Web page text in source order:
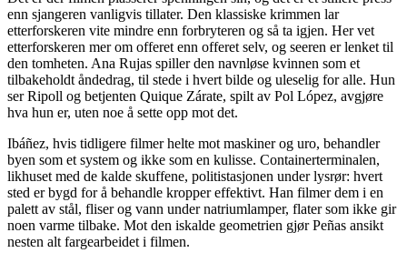
enn sjangeren vanligvis tillater. Den klassiske krimmen lar
etterforskeren vite mindre enn forbryteren og så ta igjen. Her vet
etterforskeren mer om offeret enn offeret selv, og seeren er lenket til
den tomheten. Ana Rujas spiller den navnløse kvinnen som et
tilbakeholdt åndedrag, til stede i hvert bilde og uleselig for alle. Hun
ser Ripoll og betjenten Quique Zárate, spilt av Pol López, avgjøre
hva hun er, uten noe å sette opp mot det.
Ibáñez, hvis tidligere filmer helte mot maskiner og uro, behandler
byen som et system og ikke som en kulisse. Containerterminalen,
likhuset med de kalde skuffene, politistasjonen under lysrør: hvert
sted er bygd for å behandle kropper effektivt. Han filmer dem i en
palett av stål, fliser og vann under natriumlamper, flater som ikke gir
noen varme tilbake. Mot den iskalde geometrien gjør Peñas ansikt
nesten alt fargearbeidet i filmen.